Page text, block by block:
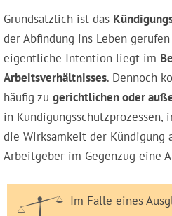
Grundsätzlich ist das
der Abfindung ins Leben
eigentliche Intention liegt im
Arbeitsverhältnisses. Dennoch
häufig zu gerichtlichen oder
in
die Wirksamkeit der Kündigung
Arbeitgeber im Gegenzug eine
Im Falle eines